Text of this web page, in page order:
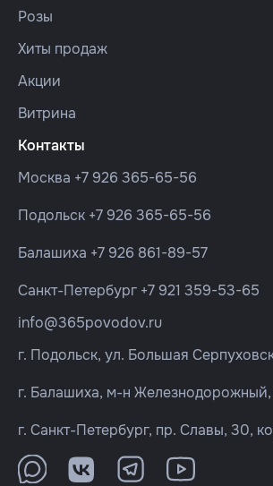
Розы
Хиты продаж
Акции
Витрина
Контакты
Москва +7 926 365-65-56
Подольск +7 926 365-65-56
Балашиха +7 926 861-89-57
Санкт-Петербург +7 921 359-53-65
info@365povodov.ru
г. Подольск, ул. Большая
г. Балашиха, м-н Железнодорожный,
г. Санкт-Петербург, пр. Славы, 30,